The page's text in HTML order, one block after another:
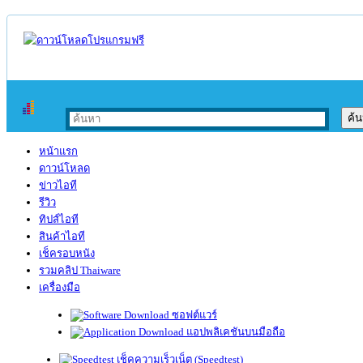
หน้าแรก
ดาวน์โหลด
ข่าวไอที
รีวิว
ทิปส์ไอที
สินค้าไอที
เช็ครอบหนัง
รวมคลิป Thaiware
เครื่องมือ
ซอฟต์แวร์
แอปพลิเคชันบนมือถือ
เช็คความเร็วเน็ต (Speedtest)